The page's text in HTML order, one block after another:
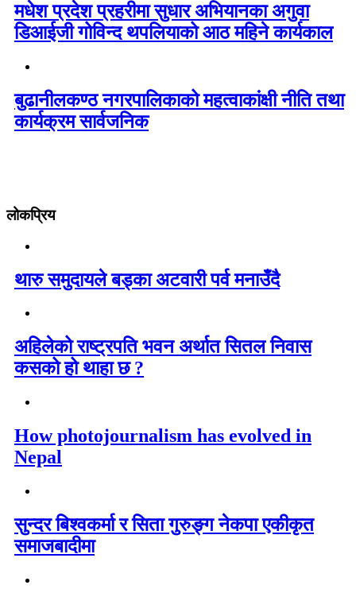
मधेश प्रदेश प्रहरीमा सुधार अभियानका अगुवा
डिआईजी गोविन्द थपलियाको आठ महिने कार्यकाल
बुढानीलकण्ठ नगरपालिकाको महत्वाकांक्षी नीति तथा
कार्यक्रम सार्वजनिक
लोकप्रिय
थारु समुदायले बड्का अटवारी पर्व मनाउँदै
अहिलेको राष्ट्रपति भवन अर्थात सितल निवास
कसको हो थाहा छ ?
How photojournalism has evolved in
Nepal
सुन्दर बिश्वकर्मा र सिता गुरुङ्ग नेकपा एकीकृत
समाजबादीमा